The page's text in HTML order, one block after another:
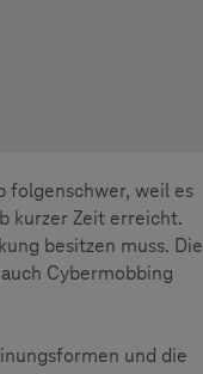
folgenschwer, weil es
kurzer Zeit erreicht.
besitzen muss. Die
Cybermobbing
und die